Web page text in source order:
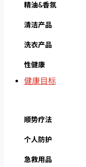
精油&香氛
清洁产品
洗衣产品
性健康
健康目标
顺势疗法
个人防护
急救用品